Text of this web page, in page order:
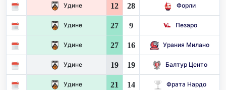
Удине 12 28 Форли
Удине 27 9 Пезаро
Удине 27 16 Урания Милано
Удине 19 19 Балтур Центо
Удине 21 14 Фрата Нардо